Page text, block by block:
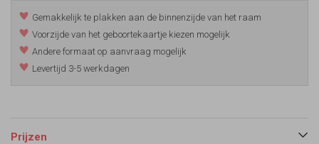
Gemakkelijk te plakken aan de binnenzijde van het raam
Voorzijde van het geboortekaartje kiezen mogelijk
Andere formaat op aanvraag mogelijk
Levertijd 3-5 werkdagen
Prijzen